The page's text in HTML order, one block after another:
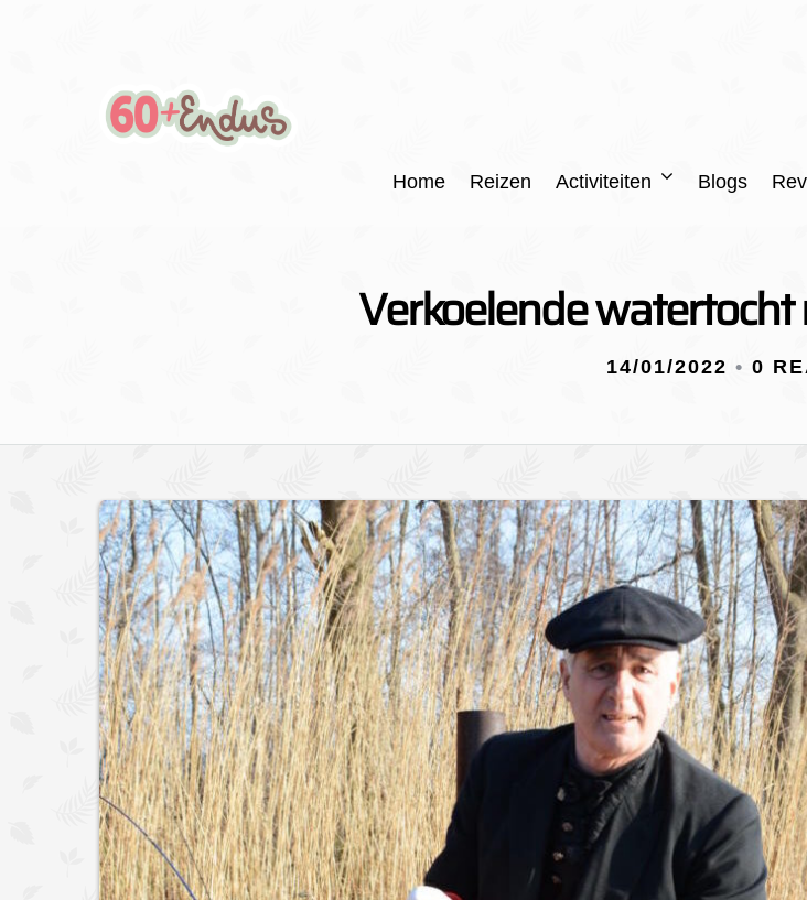
Home Reizen Activiteiten Blogs
Verkoelende
14/01/2022 • 0